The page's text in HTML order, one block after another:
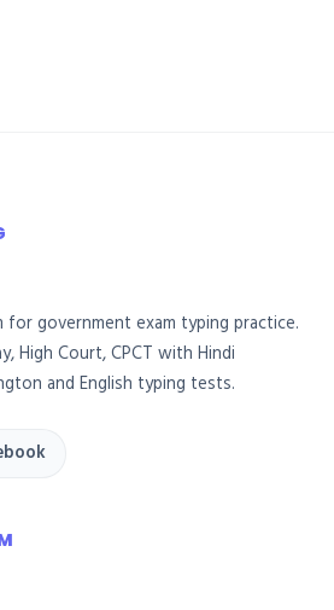
government exam typing practice.
High Court, CPCT with Hindi
and English typing tests.